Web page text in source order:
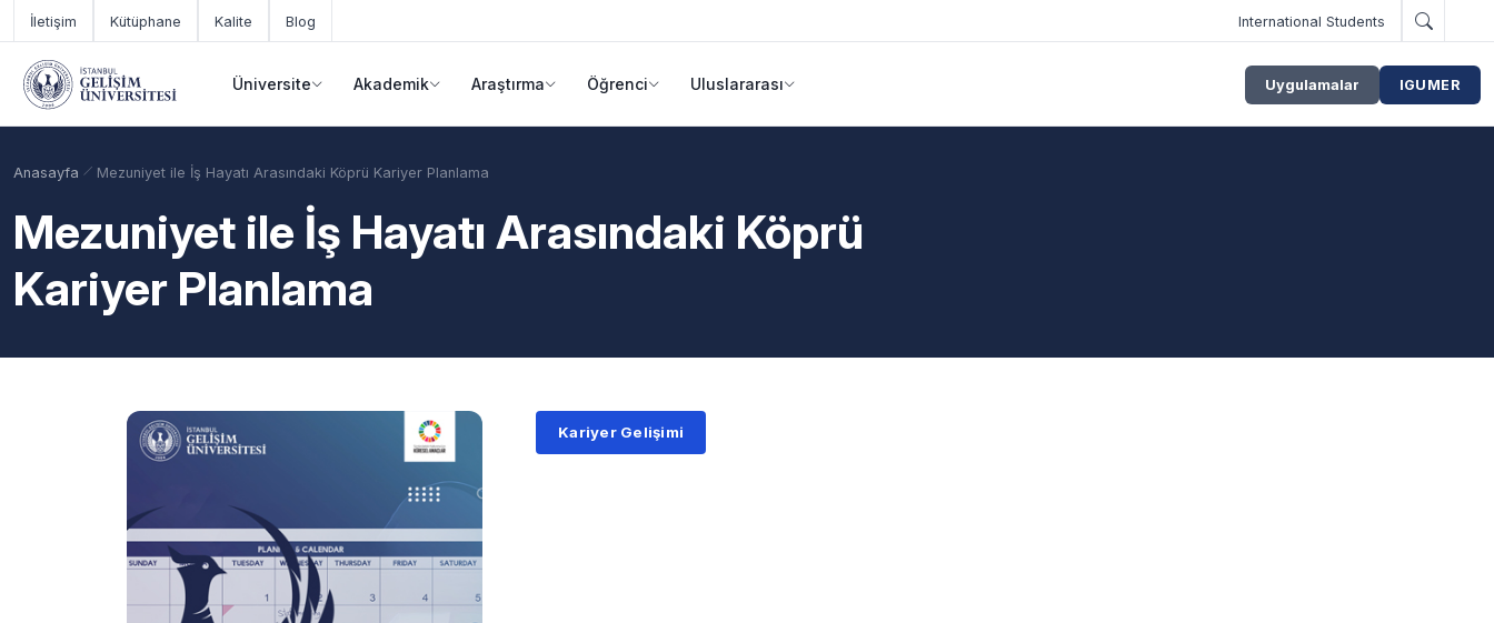
Ana içeriğe geç
İletişim Kütüphane Kalite Blog International Students
Üniversite Akademik Araştırma Öğrenci Uluslararası Uygulamalar IGUMER
Akademik Takvim Burslar
Anasayfa Mezuniyet ile İş Hayatı Arasındaki Köprü Kariyer Planlama
Mezuniyet ile İş Hayatı Arasındaki Köprü
Kariyer Planlama
Kariyer Gelişimi